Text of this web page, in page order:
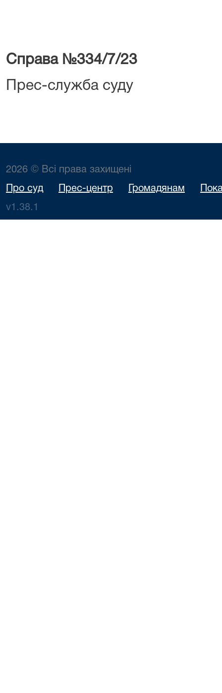
Справа №334/7/23
Прес-служба суду
2026 © Всі права захищені
Про суд Прес-центр Громадянам
v1.38.1